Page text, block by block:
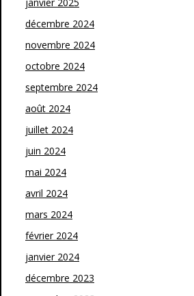
décembre 2024
novembre 2024
octobre 2024
septembre 2024
août 2024
juillet 2024
juin 2024
mai 2024
avril 2024
mars 2024
février 2024
janvier 2024
décembre 2023